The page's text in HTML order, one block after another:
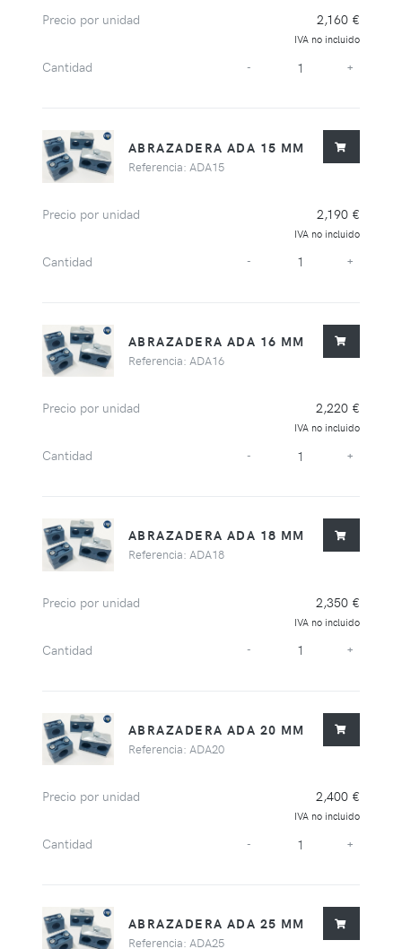
Precio por unidad 2,160 €
IVA no incluido
Cantidad - +
ABRAZADERA ADA 15 MM
Referencia: ADA15
Precio por unidad 2,190 €
IVA no incluido
Cantidad - +
ABRAZADERA ADA 16 MM
Referencia: ADA16
Precio por unidad 2,220 €
IVA no incluido
Cantidad - +
ABRAZADERA ADA 18 MM
Referencia: ADA18
Precio por unidad 2,350 €
IVA no incluido
Cantidad - +
ABRAZADERA ADA 20 MM
Referencia: ADA20
Precio por unidad 2,400 €
IVA no incluido
Cantidad - +
ABRAZADERA ADA 25 MM
Referencia: ADA25